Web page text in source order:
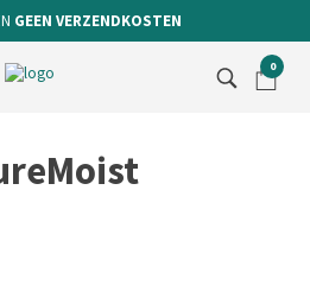
GEEN VERZENDKOSTEN
0